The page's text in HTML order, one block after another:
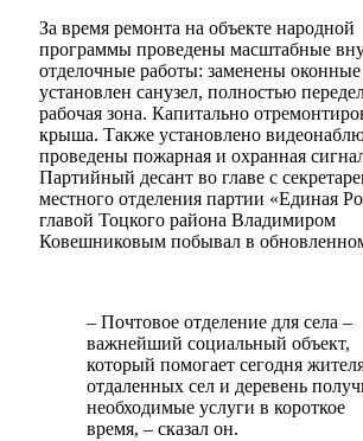
За время ремонта на объекте народной
программы проведены масштабные
отделочные работы: заменены
установлен санузел, полностью
рабочая зона. Капитально
крыша. Также установлено
проведены пожарная и охранная
Партийный десант во главе с
местного отделения партии «Единая
главой Тоцкого района Владимиром
Ковешниковым побывал в
– Почтовое отделение для села –
важнейший социальный объект,
который помогает сегодня
отдаленных сел и деревень
необходимые услуги в короткое
время, – сказал он.